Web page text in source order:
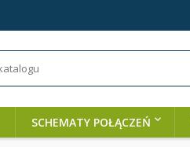
SCHEMATY POŁĄCZEŃ